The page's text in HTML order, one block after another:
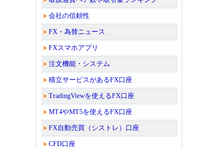
会社の信頼性
FX・為替ニュース
FXスマホアプリ
注文機能・システム
積立サービスがあるFX口座
TradingViewを使えるFX口座
MT4やMT5を使えるFX口座
FX自動売買（シストレ）口座
CFD口座